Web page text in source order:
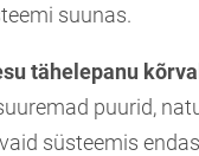
suunas.
tähelepanu
puurid,
süsteemis